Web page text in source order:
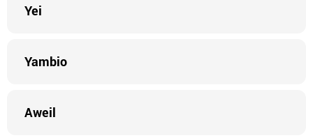
Yei
Yambio
Aweil